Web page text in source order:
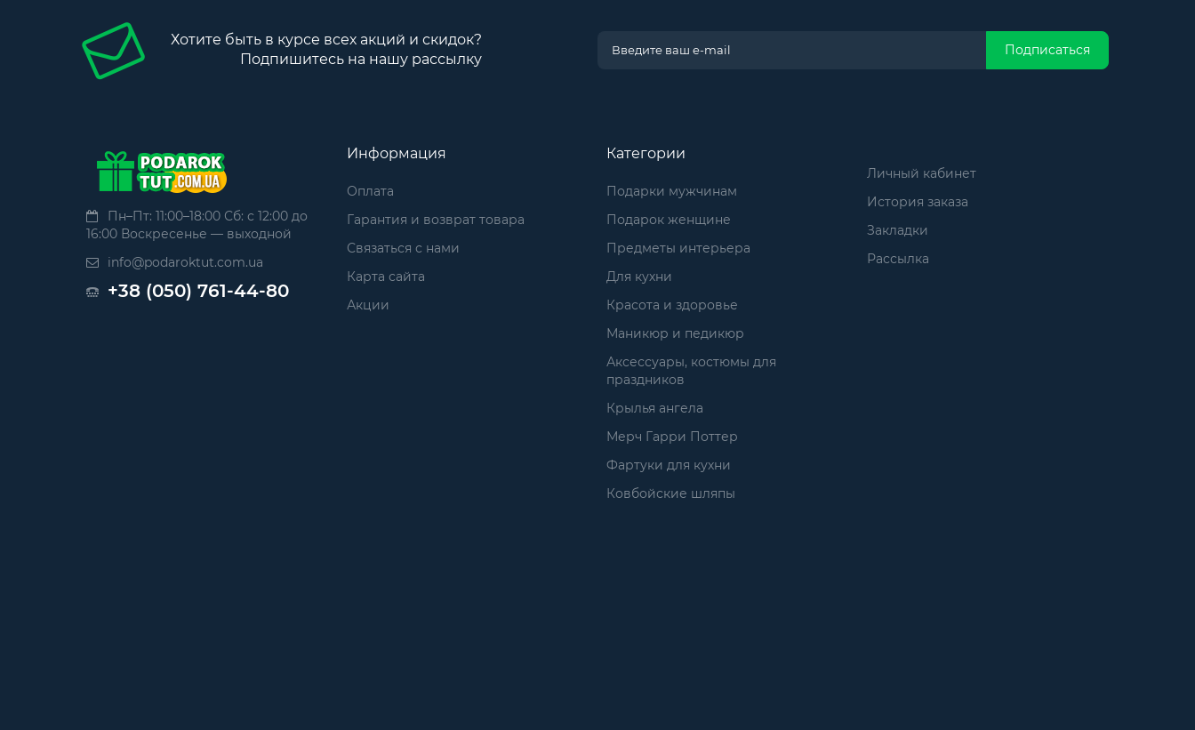
Хотите быть в курсе всех акций и скидок?
Подпишитесь на нашу рассылку
Подписаться
Пн–Пт: 11:00–18:00 Сб: с 12:00 до
16:00 Воскресенье — выходной
info@podaroktut.com.ua
+38 (050) 761-44-80
Информация
Оплата
Гарантия и возврат товара
Связаться с нами
Карта сайта
Акции
Категории
Подарки мужчинам
Подарок женщине
Предметы интерьера
Для кухни
Красота и здоровье
Маникюр и педикюр
Аксессуары, костюмы для
праздников
Крылья ангела
Мерч Гарри Поттер
Фартуки для кухни
Ковбойские шляпы
Личный кабинет
История заказа
Закладки
Рассылка